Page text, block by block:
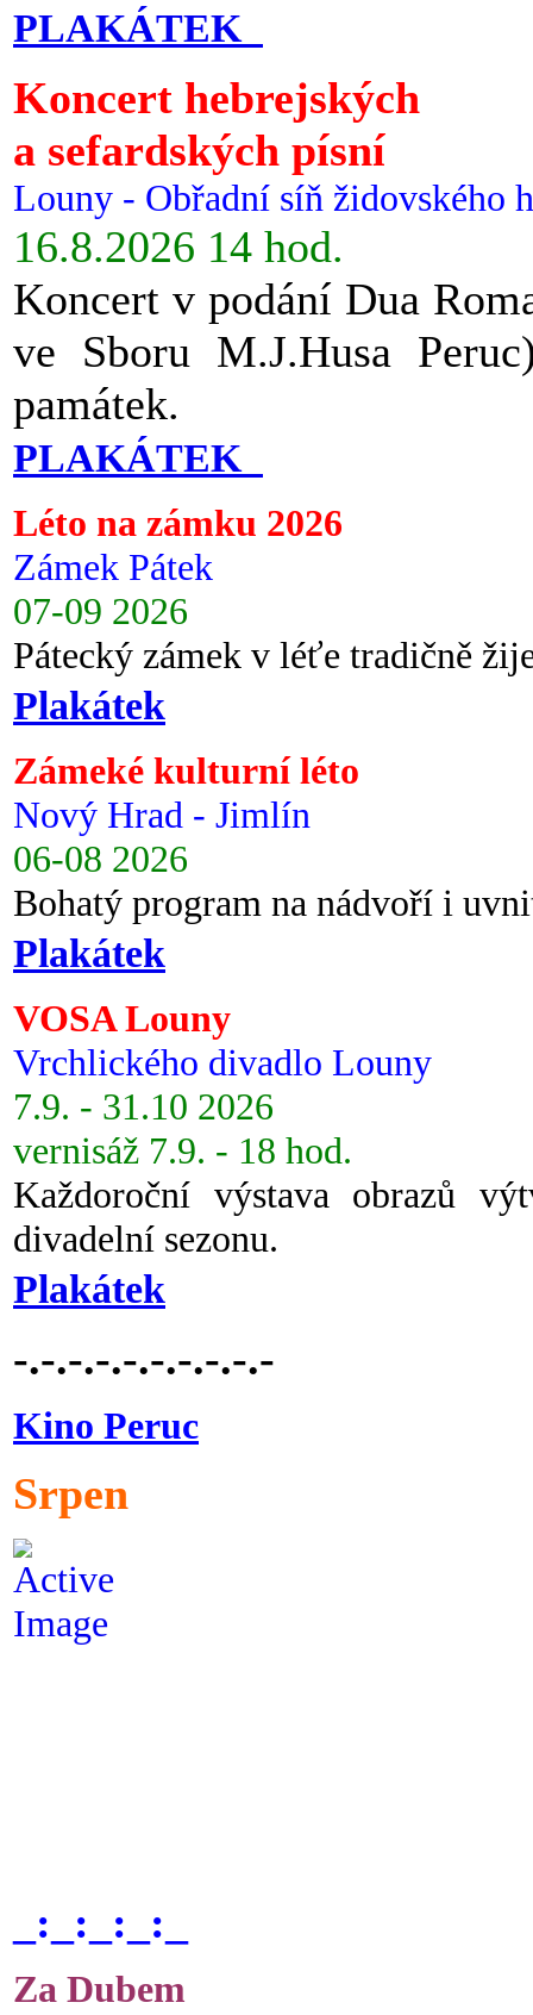
PLAKÁTEK
Koncert hebrejských
a sefardských písní
Louny - Obřadní síň židovského
16.8.2026 14 hod.
Koncert v podání Dua
ve Sboru M.J.Husa
památek.
PLAKÁTEK
Léto na zámku 2026
Zámek Pátek
07-09 2026
Pátecký zámek v léťe tradičně
Plakátek
Zámeké kulturní léto
Nový Hrad - Jimlín
06-08 2026
Bohatý program na nádvoří i
Plakátek
VOSA Louny
Vrchlického divadlo Louny
7.9. - 31.10 2026
vernisáž 7.9. - 18 hod.
Každoroční výstava obrazů
divadelní sezonu.
Plakátek
-.-.-.-.-.-.-.-.-.-
Kino Peruc
Srpen
_:_:_:_:_
Za Dubem